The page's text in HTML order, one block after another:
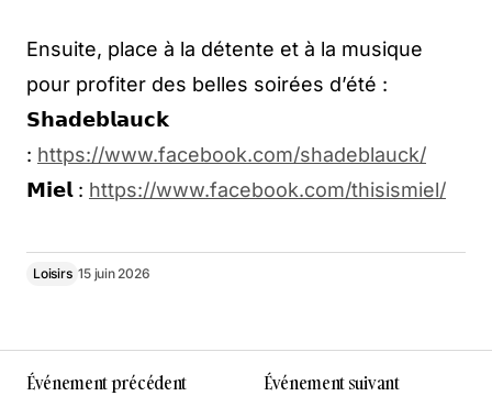
Ensuite, place à la détente et à la musique
pour profiter des belles soirées d’été :
𝗦𝗵𝗮𝗱𝗲𝗯𝗹𝗮𝘂𝗰𝗸
: https://www.facebook.com/shadeblauck/
𝗠𝗶𝗲𝗹 : https://www.facebook.com/thisismiel/
Loisirs 15 juin 2026
Événement précédent
Événement suivant